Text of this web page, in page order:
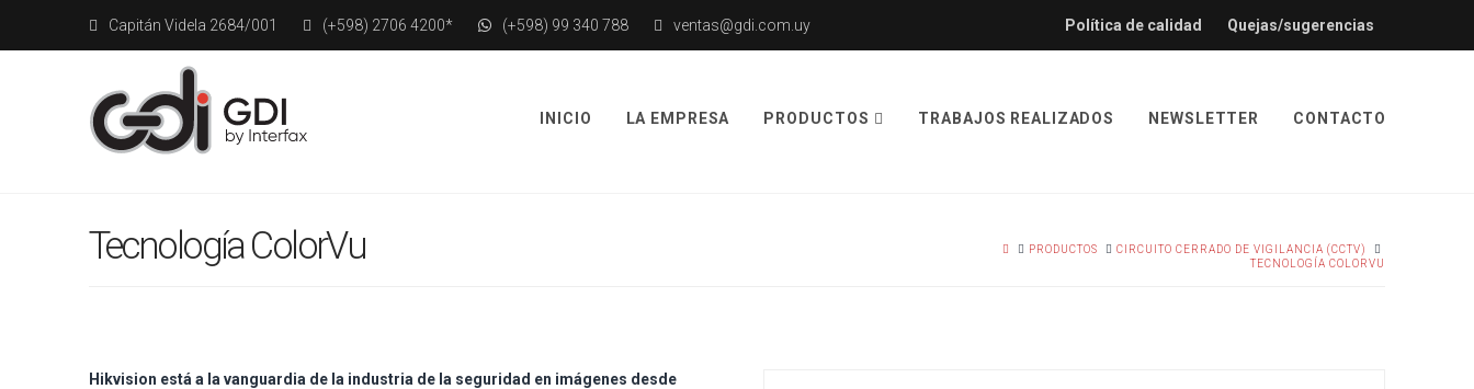
Capitán Videla 2684/001 (+598) 2706 4200* (+598) 99 340 788 ventas@gdi.com.uy Política de calidad Quejas/sugerencias
INICIO LA EMPRESA PRODUCTOS TRABAJOS REALIZADOS NEWSLETTER CONTACTO
Tecnología ColorVu HOMEPRODUCTOS
CIRCUITO CERRADO DE VIGILANCIA (CCTV)
TECNOLOGÍA COLORVU
Hikvision está a la vanguardia de la industria de la seguridad en imágenes desde